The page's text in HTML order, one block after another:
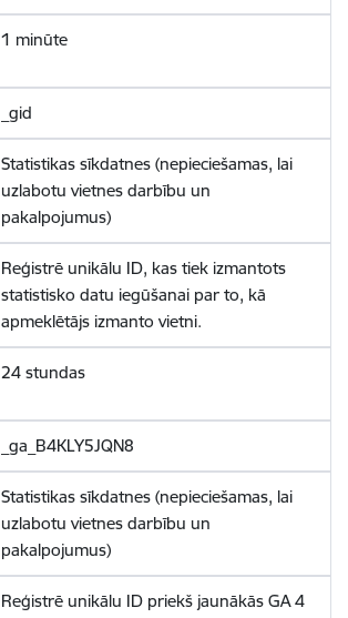
1 minūte
_gid
Statistikas sīkdatnes (nepieciešamas, lai
uzlabotu vietnes darbību un
pakalpojumus)
Reģistrē unikālu ID, kas tiek izmantots
statistisko datu iegūšanai par to, kā
apmeklētājs izmanto vietni.
24 stundas
_ga_B4KLY5JQN8
Statistikas sīkdatnes (nepieciešamas, lai
uzlabotu vietnes darbību un
pakalpojumus)
Reģistrē unikālu ID priekš jaunākās GA 4